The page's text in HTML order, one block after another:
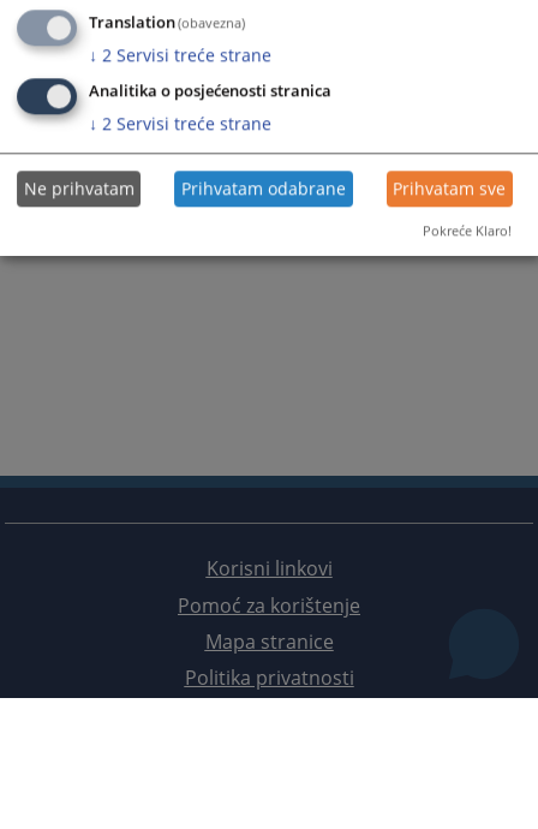
Korisni linkovi
Pomoć za korištenje
Mapa stranice
Politika privatnosti
Translation(obavezna)
↓ 2 Servisi treće strane
Analitika o posjećenosti stranica
↓ 2 Servisi treće strane
Ne prihvatam Prihvatam odabrane Prihvatam sve
Pokreće Klaro!